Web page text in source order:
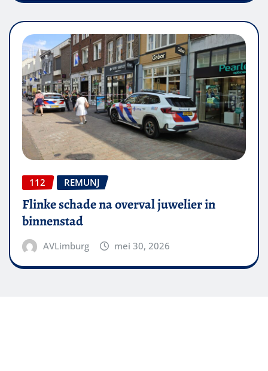
112 REMUNJ
Flinke schade na overval juwelier in
binnenstad
AVLimburg mei 30, 2026